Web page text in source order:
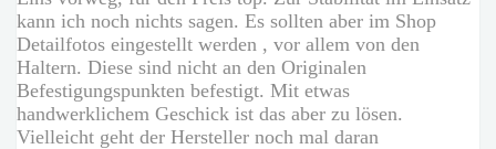
kann ich noch nichts sagen. Es sollten aber im Shop
Detailfotos eingestellt werden , vor allem von den
Haltern. Diese sind nicht an den Originalen
Befestigungspunkten befestigt. Mit etwas
handwerklichem Geschick ist das aber zu lösen.
Vielleicht geht der Hersteller noch mal daran